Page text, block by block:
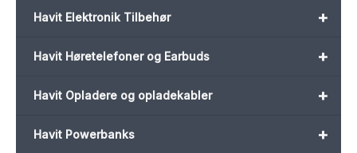
+
Havit Elektronik Tilbehør
+
Havit Høretelefoner og Earbuds
+
Havit Opladere og opladekabler
+
Havit Powerbanks